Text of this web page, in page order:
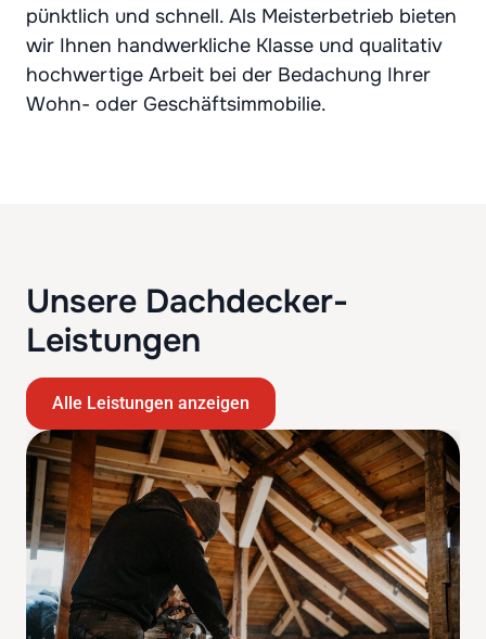
pünktlich und schnell. Als Meisterbetrieb bieten
wir Ihnen handwerkliche Klasse und qualitativ
hochwertige Arbeit bei der Bedachung Ihrer
Wohn- oder Geschäftsimmobilie.
Unsere Dachdecker-
Leistungen
Alle Leistungen anzeigen